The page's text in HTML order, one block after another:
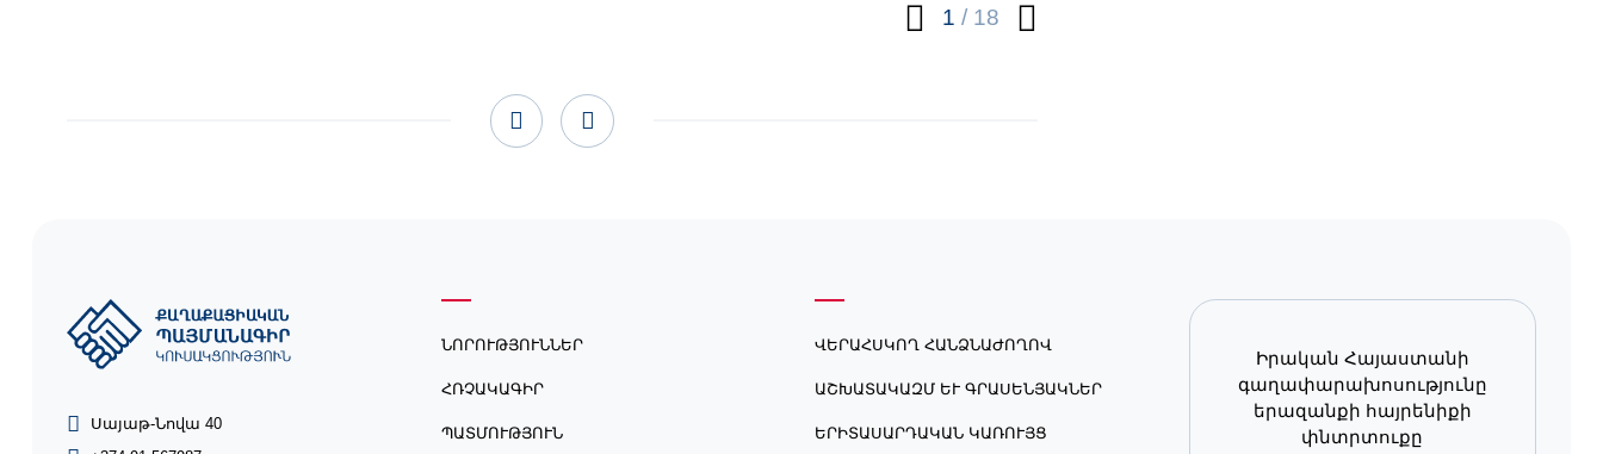
1 / 18
Սայաթ-Նովա 40
ՆՈՐՈՒԹՅՈՒՆՆԵՐ
ՀՌՉԱԿԱԳԻՐ
ՊԱՏՄՈՒԹՅՈՒՆ
ՎԵՐԱՀՍԿՈՂ ՀԱՆՁՆԱԺՈՂՈՎ
ԱՇԽԱՏԱԿԱԶՄ ԵՒ ԳՐԱՍԵՆՅԱԿՆԵՐ
ԵՐԻՏԱՍԱՐԴԱԿԱՆ ԿԱՌՈՒՅՑ
Իրական Հայաստանի
գաղափարախոսությունը
երազանքի հայրենիքի
փնտրտուքը